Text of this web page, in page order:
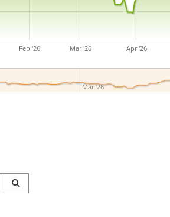
Feb '26 Mar '26 Apr '26
Mar '26